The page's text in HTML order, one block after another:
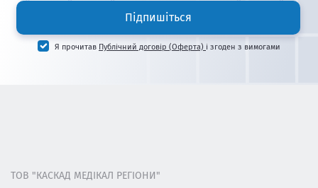
Підпишіться
Я прочитав Публічний договір (Оферта) і згоден з вимогами
ТОВ "КАСКАД МЕДІКАЛ РЕГІОНИ"